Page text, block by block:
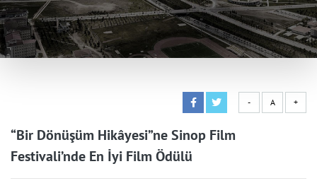
- A +
“Bir Dönüşüm Hikâyesi”ne Sinop Film
Festivali’nde En İyi Film Ödülü